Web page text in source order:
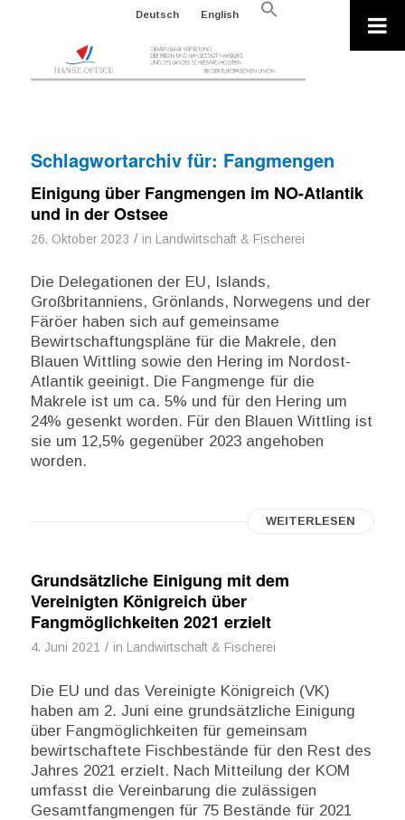
Deutsch English
Search
Schlagwortarchiv für: Fangmengen
Einigung über Fangmengen im NO-Atlantik
und in der Ostsee
26. Oktober 2023 / in Landwirtschaft & Fischerei
Die Delegationen der EU, Islands,
Großbritanniens, Grönlands, Norwegens und der
Färöer haben sich auf gemeinsame
Bewirtschaftungspläne für die Makrele, den
Blauen Wittling sowie den Hering im Nordost-
Atlantik geeinigt. Die Fangmenge für die
Makrele ist um ca. 5% und für den Hering um
24% gesenkt worden. Für den Blauen Wittling ist
sie um 12,5% gegenüber 2023 angehoben
worden.
WEITERLESEN
Grundsätzliche Einigung mit dem
Vereinigten Königreich über
Fangmöglichkeiten 2021 erzielt
4. Juni 2021 / in Landwirtschaft & Fischerei
Die EU und das Vereinigte Königreich (VK)
haben am 2. Juni eine grundsätzliche Einigung
über Fangmöglichkeiten für gemeinsam
bewirtschaftete Fischbestände für den Rest des
Jahres 2021 erzielt. Nach Mitteilung der KOM
umfasst die Vereinbarung die zulässigen
Gesamtfangmengen für 75 Bestände für 2021